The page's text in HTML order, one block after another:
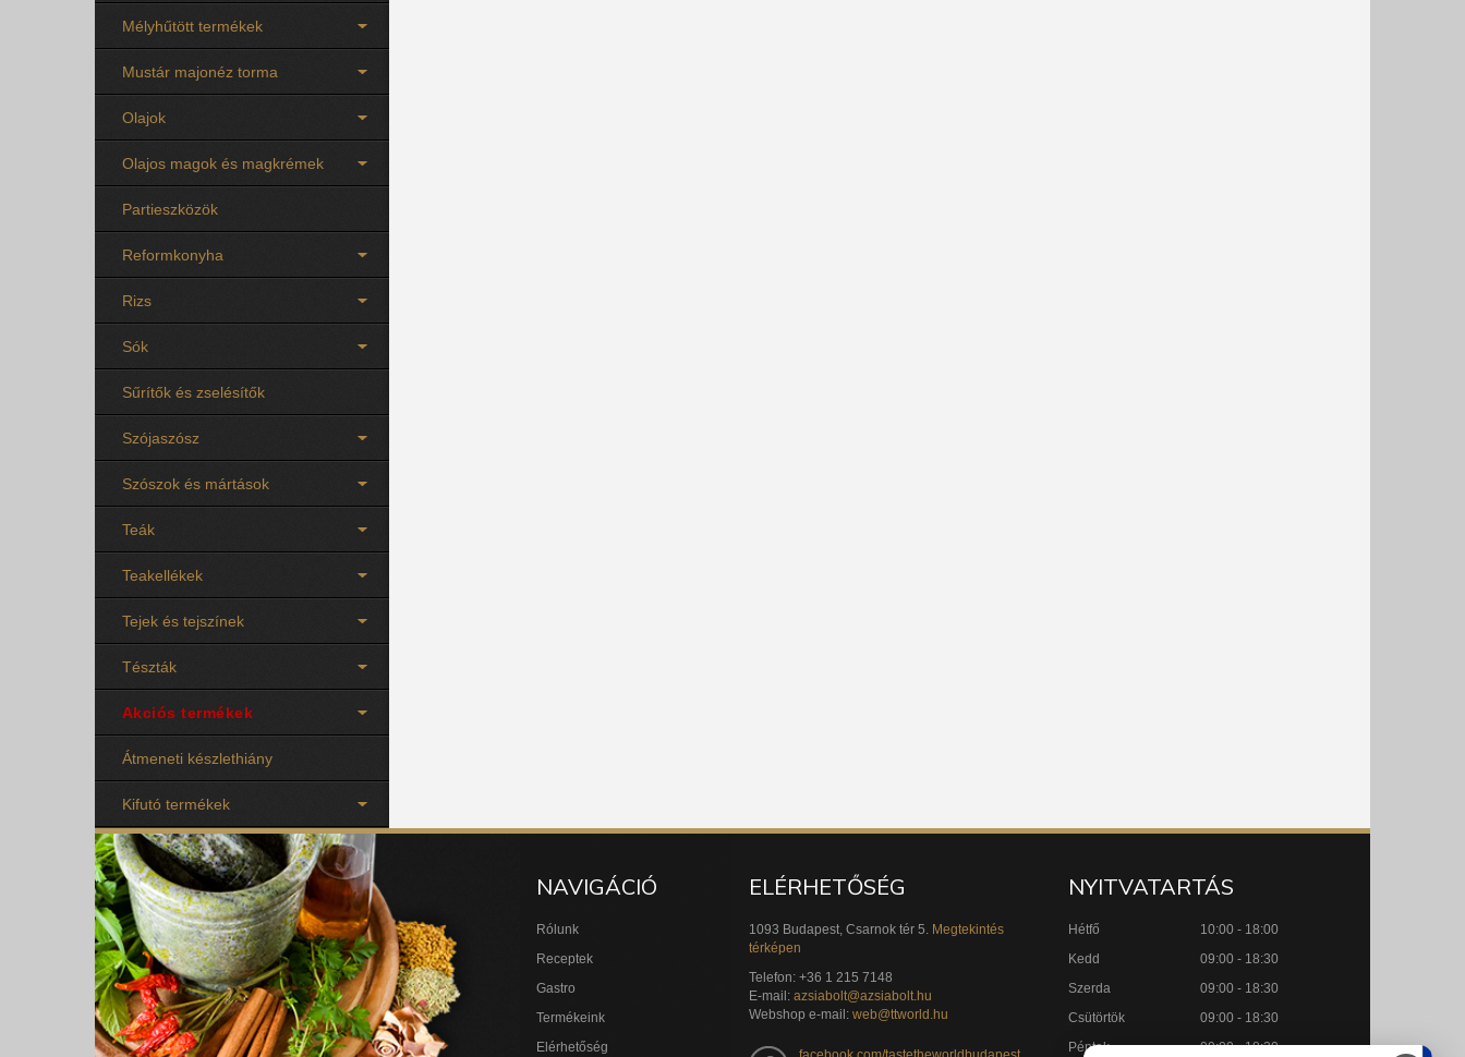
Mélyhűtött termékek
Mustár majonéz torma
Olajok
Olajos magok és magkrémek
Partieszközök
Reformkonyha
Rizs
Sók
Sűrítők és zselésítők
Szójaszósz
Szószok és mártások
Teák
Teakellékek
Tejek és tejszínek
Tészták
Akciós termékek
Átmeneti készlethiány
Kifutó termékek
NAVIGÁCIÓ
Rólunk
Receptek
Gastro
Termékeink
Elérhetőség
ELÉRHETŐSÉG
1093 Budapest, Csarnok tér 5. Megtekintés
térképen
Telefon: +36 1 215 7148
E-mail: azsiabolt@azsiabolt.hu
Webshop e-mail: web@ttworld.hu
NYITVATARTÁS
Hétfő
10:00 - 18:00
Kedd
09:00 - 18:30
Szerda
09:00 - 18:30
Csütörtök
09:00 - 18:30
Péntek
09:00 - 18:30